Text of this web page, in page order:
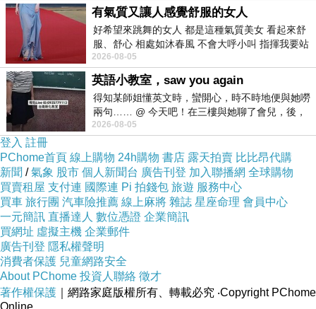
台鐵副局長 孫中和先生
抗戰後進入新成立的台灣鐵路局
在四十年的時間裡
他參與了台灣鐵路所有重大工程
例如鐵路電氣化 北廻鐵路 南廻鐵路
於民國四十八年搶救八七水災修復功程
2010年孫先生於麗水街舊宿舍
以102歲高齡仙逝
羅裕昌先生為台鐵電氣化之父
致力推動台鐵電氣化
夫人齊邦媛教授為台灣文學之母
齊邦媛教授的文學作品《巨流河》
書中也描述羅裕昌與齊邦媛間的故事
有氣質又讓人感覺舒服的女人
好希望來跳舞的女人 都是這種氣質美女 看起來舒
服、舒心 相處如沐春風 不會大呼小叫 指揮我要站
哪個位子 妳老幾？？
2026-08-05
英語小教室，saw you again
得知某師姐懂英文時，蠻開心，時不時地便與她嘮
兩句…… @ 今天吧！在三樓與她聊了會兒，後，
下二樓居然又撞到她，於是
2026-08-05
登入 註冊
PChome首頁 線上購物 24h購物 書店 露天拍賣 比比昂代購
新聞 /氣象 股市 個人新聞台 廣告刊登 加入聯播網 全球購物
買賣租屋 支付連 國際連 Pi 拍錢包 旅遊 服務中心
買車 旅行團 汽車險推薦 線上麻將 雜誌 星座命理 會員中心
一元簡訊 直播達人 數位憑證 企業簡訊
買網址 虛擬主機 企業郵件
廣告刊登 隱私權聲明
消費者保護 兒童網路安全
About PChome 投資人聯絡 徵才
著作權保護 ｜網路家庭版權所有、轉載必究 ‧Copyright PChome
Online